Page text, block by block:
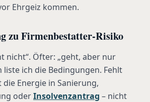
Ehrgeiz kommen.
zu Firmenbestatter-Risiko
nicht“. Öfter: „geht, aber nur
liste ich die Bedingungen. Fehlt
Energie in Sanierung,
oderInsolvenzantrag – nicht